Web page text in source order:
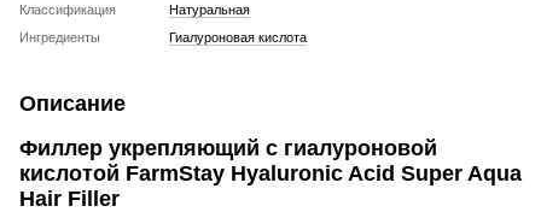
Классификация
Натуральная
Ингредиенты
Гиалуроновая кислота
Описание
Филлер укрепляющий с гиалуроновой
кислотой FarmStay Hyaluronic Acid Super Aqua
Hair Filler